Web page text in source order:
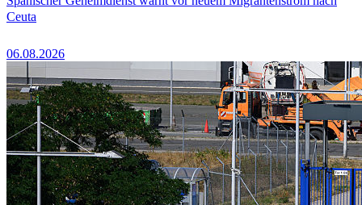
Ceuta
06.08.2026